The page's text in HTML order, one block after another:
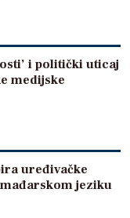
i politički uticaj
medijske
uređivačke
jeziku